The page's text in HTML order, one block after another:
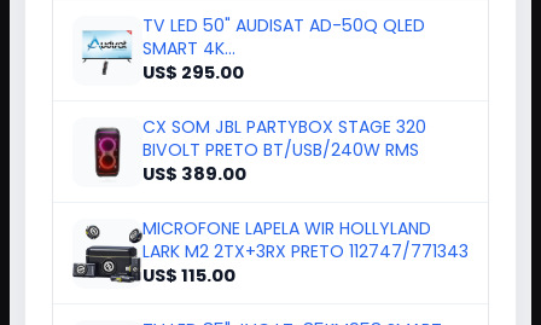
Recomendados para você
TV LED 50" AUDISAT AD-50Q QLED
ULTRAHD+CONVERSOR/HDMI/AND15
US$ 295.00
CX SOM JBL PARTYBOX STAGE 320
US$ 389.00
MICROFONE LAPELA WIR HOLLYLAND
US$ 115.00